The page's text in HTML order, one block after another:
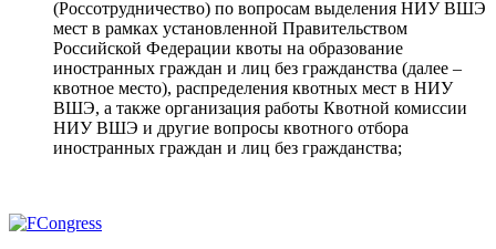
(Россотрудничество) по вопросам выделения НИУ ВШЭ
мест в рамках установленной Правительством
Российской Федерации квоты на образование
иностранных граждан и лиц без гражданства (далее –
квотное место), распределения квотных мест в НИУ
ВШЭ, а также организация работы Квотной комиссии
НИУ ВШЭ и другие вопросы квотного отбора
иностранных граждан и лиц без гражданства;